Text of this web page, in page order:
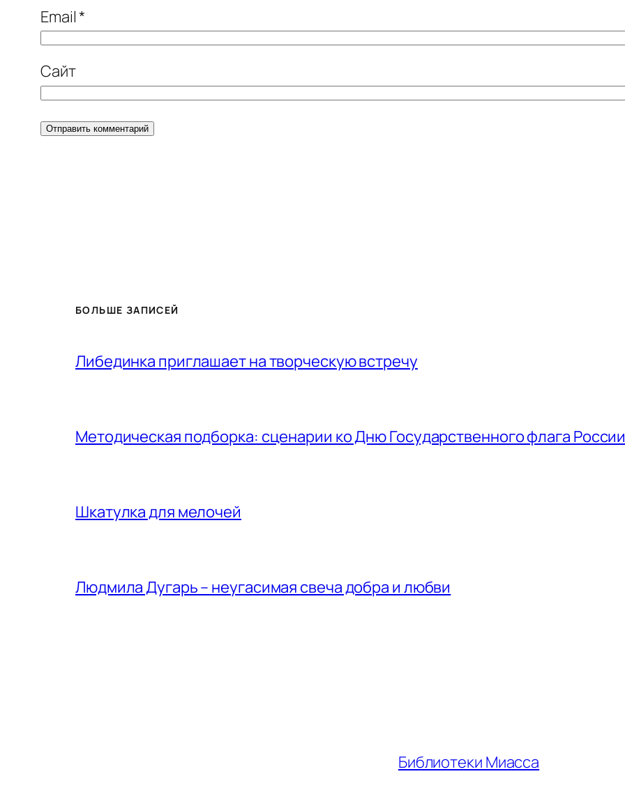
Email*
Сайт
БОЛЬШЕ ЗАПИСЕЙ
Либединка приглашает на творческую встречу
Методическая подборка: сценарии ко Дню Государственного флага России
Шкатулка для мелочей
Людмила Дугарь – неугасимая свеча добра и любви
Библиотеки Миасса